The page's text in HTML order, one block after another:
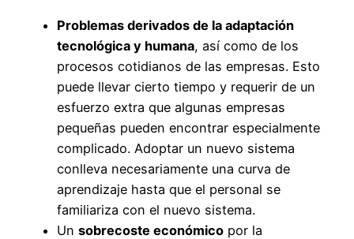
Problemas derivados de la adaptación
tecnológica y humana, así como de los
procesos cotidianos de las empresas. Esto
puede llevar cierto tiempo y requerir de un
esfuerzo extra que algunas empresas
pequeñas pueden encontrar especialmente
complicado. Adoptar un nuevo sistema
conlleva necesariamente una curva de
aprendizaje hasta que el personal se
familiariza con el nuevo sistema.
Un sobrecoste económico por la